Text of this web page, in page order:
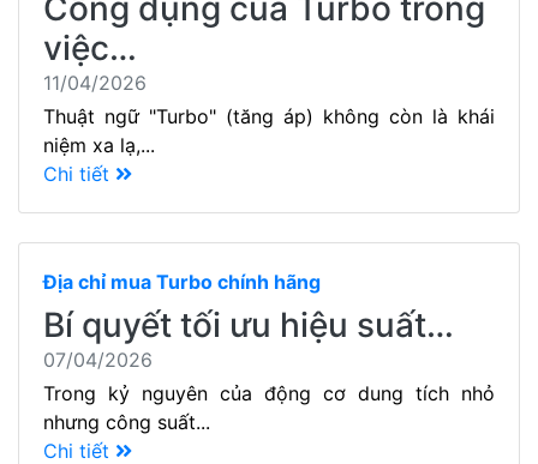
việc…
11/04/2026
Thuật ngữ "Turbo" (tăng áp) không còn là khái
niệm xa lạ,...
Chi tiết
Địa chỉ mua Turbo chính hãng
Bí quyết tối ưu hiệu suất…
07/04/2026
Trong kỷ nguyên của động cơ dung tích nhỏ
nhưng công suất...
Chi tiết